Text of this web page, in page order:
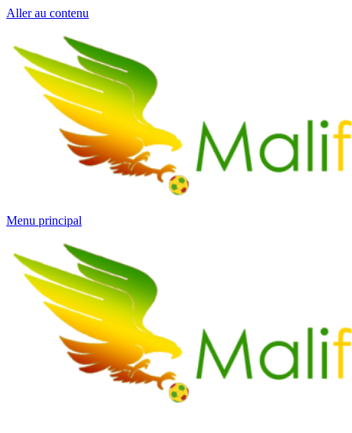
Aller au contenu
Menu principal